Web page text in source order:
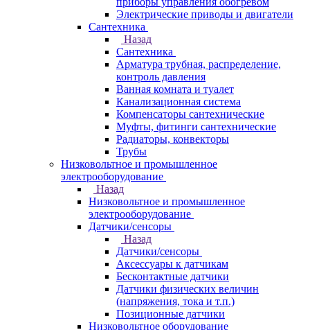
Электрические приводы и двигатели
Сантехника
Назад
Сантехника
Арматура трубная, распределение,
контроль давления
Ванная комната и туалет
Канализационная система
Компенсаторы сантехнические
Муфты, фитинги сантехнические
Радиаторы, конвекторы
Трубы
Низковольтное и промышленное
электрооборудование
Назад
Низковольтное и промышленное
электрооборудование
Датчики/сенсоры
Назад
Датчики/сенсоры
Аксессуары к датчикам
Бесконтактные датчики
Датчики физических величин
(напряжения, тока и т.п.)
Позиционные датчики
Низковольтное оборудование